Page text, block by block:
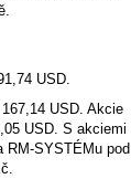
USD.
USD. Akcie
USD. S akciemi
RM-SYSTÉMu pod